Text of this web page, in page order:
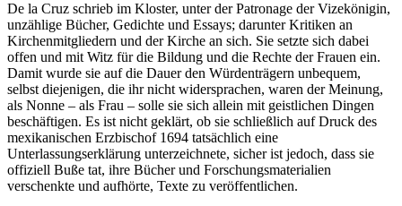
De la Cruz schrieb im Kloster, unter der Patronage der Vizekönigin,
unzählige Bücher, Gedichte und Essays; darunter Kritiken an
Kirchenmitgliedern und der Kirche an sich. Sie setzte sich dabei
offen und mit Witz für die Bildung und die Rechte der Frauen ein.
Damit wurde sie auf die Dauer den Würdenträgern unbequem,
selbst diejenigen, die ihr nicht widersprachen, waren der Meinung,
als Nonne – als Frau – solle sie sich allein mit geistlichen Dingen
beschäftigen. Es ist nicht geklärt, ob sie schließlich auf Druck des
mexikanischen Erzbischof 1694 tatsächlich eine
Unterlassungserklärung unterzeichnete, sicher ist jedoch, dass sie
offiziell Buße tat, ihre Bücher und Forschungsmaterialien
verschenkte und aufhörte, Texte zu veröffentlichen.